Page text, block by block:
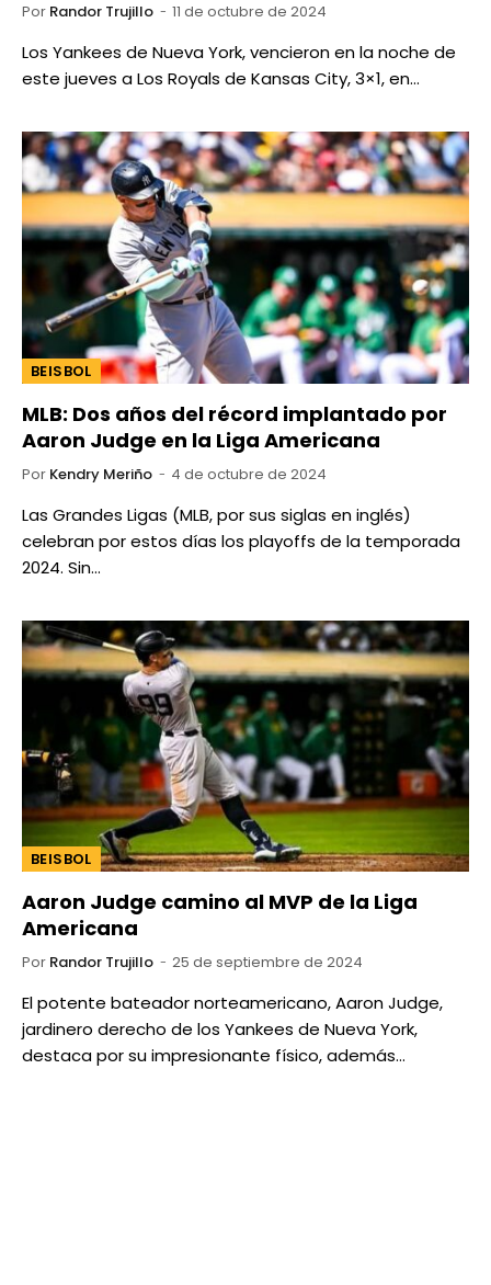
Por Randor Trujillo 11 de octubre de 2024
Los Yankees de Nueva York, vencieron en la noche de
este jueves a Los Royals de Kansas City, 3×1, en…
BEISBOL
MLB: Dos años del récord implantado por
Aaron Judge en la Liga Americana
Por Kendry Meriño 4 de octubre de 2024
Las Grandes Ligas (MLB, por sus siglas en inglés)
celebran por estos días los playoffs de la temporada
2024. Sin…
BEISBOL
Aaron Judge camino al MVP de la Liga
Americana
Por Randor Trujillo 25 de septiembre de 2024
El potente bateador norteamericano, Aaron Judge,
jardinero derecho de los Yankees de Nueva York,
destaca por su impresionante físico, además…